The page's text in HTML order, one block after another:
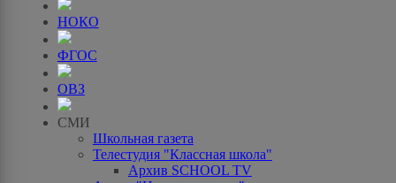
НОКО
ФГОС
ОВЗ
СМИ
Школьная газета
Телестудия "Классная школа"
Архив SCHOOL TV